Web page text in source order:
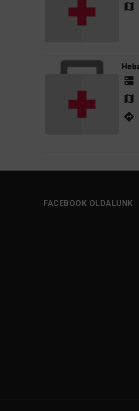
map
dns
map
directions
FACEBOOK OLDALUNK